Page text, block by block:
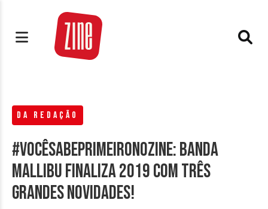
DA REDAÇÃO
#VocêSabePrimeiroNoZine: Banda
Mallibu finaliza 2019 com três
grandes novidades!